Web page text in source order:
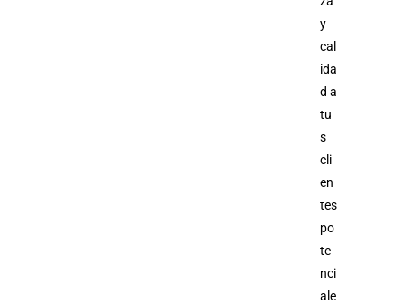
y
cal
ida
d a
tu
s
cli
en
tes
po
te
nci
ale